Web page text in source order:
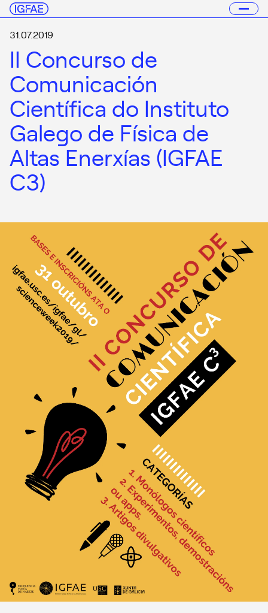
31.07.2019
II Concurso de
Comunicación
Científica do Instituto
Galego de Física de
Altas Enerxías (IGFAE
C3)